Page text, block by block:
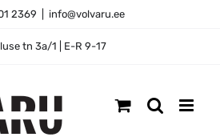
2369 info@volvaru.ee
tn 3a/1 | E-R 9-17